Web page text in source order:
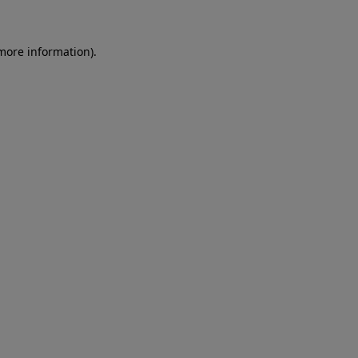
information).